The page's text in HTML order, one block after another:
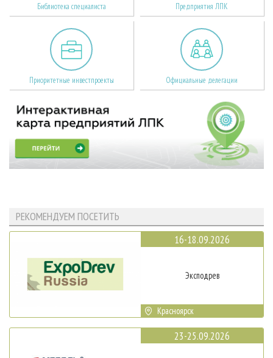
Библиотека специалиста Предприятия ЛПК
Приоритетные инвестпроекты Официальные делегации
РЕКОМЕНДУЕМ ПОСЕТИТЬ
16-18.09.2026
Эксподрев
Красноярск
23-25.09.2026